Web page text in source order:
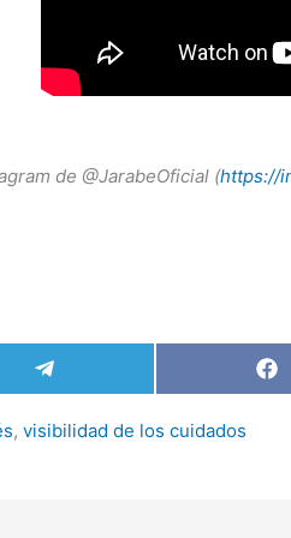
de @JarabeOficial (https://
Compartir
en en
, visibilidad de los cuidados